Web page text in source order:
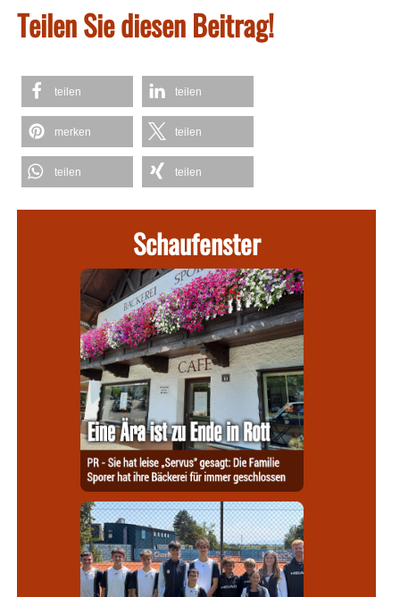
Teilen Sie diesen Beitrag!
teilen teilen
merken teilen
teilen teilen
Schaufenster